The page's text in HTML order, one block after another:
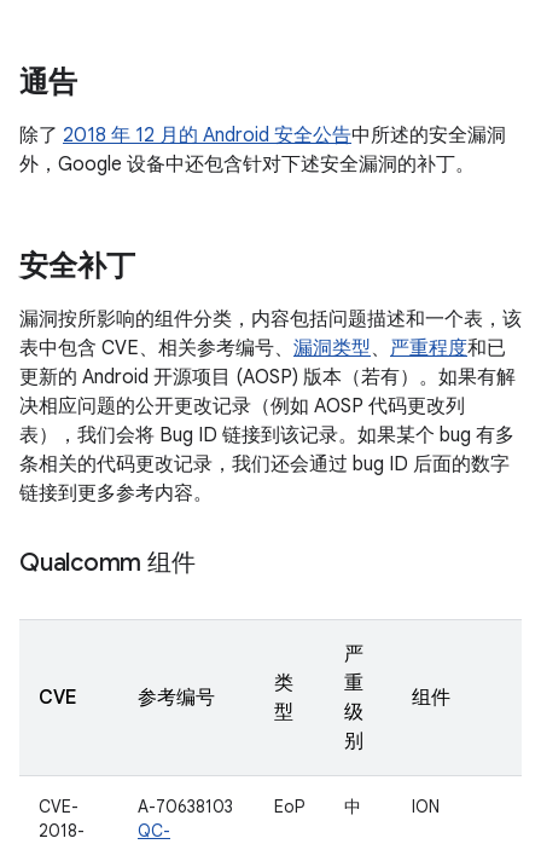
通告
除了 2018 年 12 月的 Android 安全公告中所述的安全漏洞
外，Google 设备中还包含针对下述安全漏洞的补丁。
安全补丁
漏洞按所影响的组件分类，内容包括问题描述和一个表，该
表中包含 CVE、相关参考编号、 漏洞类型、 严重程度和已
更新的 Android 开源项目 (AOSP) 版本（若有）。如果有解
决相应问题的公开更改记录（例如 AOSP 代码更改列
表），我们会将 Bug ID 链接到该记录。如果某个 bug 有多
条相关的代码更改记录，我们还会通过 bug ID 后面的数字
链接到更多参考内容。
Qualcomm 组件
CVE 参考编号
类
型
严
重
级
别
组件
CVE-
2018-
A-70638103
QC-
EoP 中 ION